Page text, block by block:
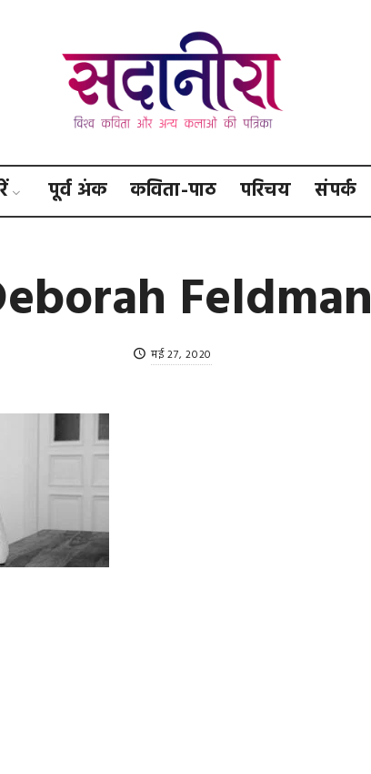
पूर्व अंक कविता-पाठ परिचय संपर्क
Feldman
मई 27, 2020